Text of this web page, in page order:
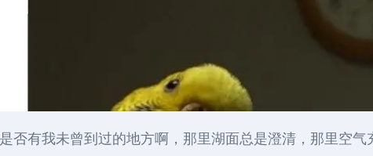
否有我未曾到过的地方啊，那里湖面总是澄清，那里空